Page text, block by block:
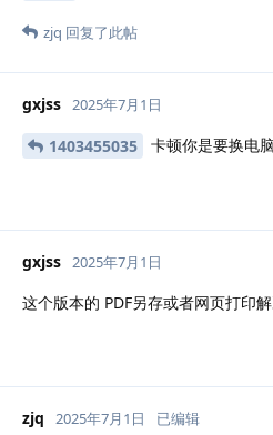
zjq 回复了此帖
gxjss 2025年7月1日
1403455035 卡顿你是要换电
gxjss 2025年7月1日
这个版本的 PDF另存或者网页打印
zjq 2025年7月1日 已编辑